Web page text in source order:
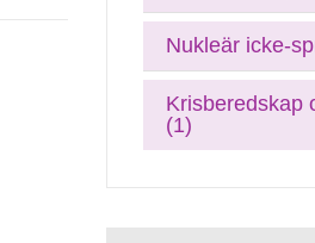
Nukleär icke-
Krisberedskap
(1)